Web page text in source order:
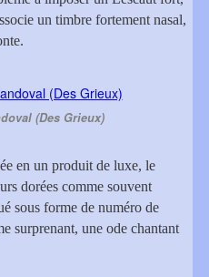
un timbre fortement nasal,
(Des Grieux)
en un produit de luxe, le
dorées comme souvent
sous forme de numéro de
surprenant, une ode chantant